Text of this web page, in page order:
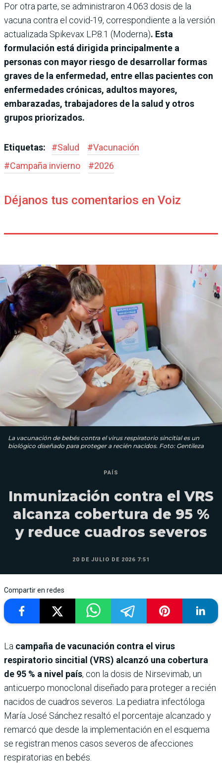
Por otra parte, se administraron 4.063 dosis de la
vacuna contra el covid-19, correspondiente a la versión
actualizada Spikevax LP.8.1 (Moderna). Esta
formulación está dirigida principalmente a
personas con mayor riesgo de desarrollar formas
graves de la enfermedad, entre ellas pacientes con
enfermedades crónicas, adultos mayores,
embarazadas, trabajadores de la salud y otros
grupos priorizados.
Etiquetas: #Salud #Vacunación
#Campaña invierno #2026
Déjanos tus comentarios en Voiz
La vacunación de bebés contra el virus respiratorio sincitial es un
biológico diseñado para proteger a recién nacidos. Foto: Gentileza
PAÍS
Inmunización contra el VRS
alcanza cobertura de 95 %
y reduce cuadros severos
20 DE JULIO DE 2026 7:51
Compartir en redes
La campaña de vacunación contra el virus
respiratorio sincitial (VRS) alcanzó una cobertura
de 95 % a nivel país, con la dosis de Nirsevimab, un
anticuerpo monoclonal diseñado para proteger a recién
nacidos de cuadros severos. La pediatra infectóloga
María José Sánchez resaltó el porcentaje alcanzado y
remarcó que desde la implementación en el esquema
se registran menos casos severos de afecciones
respiratorias en bebés.